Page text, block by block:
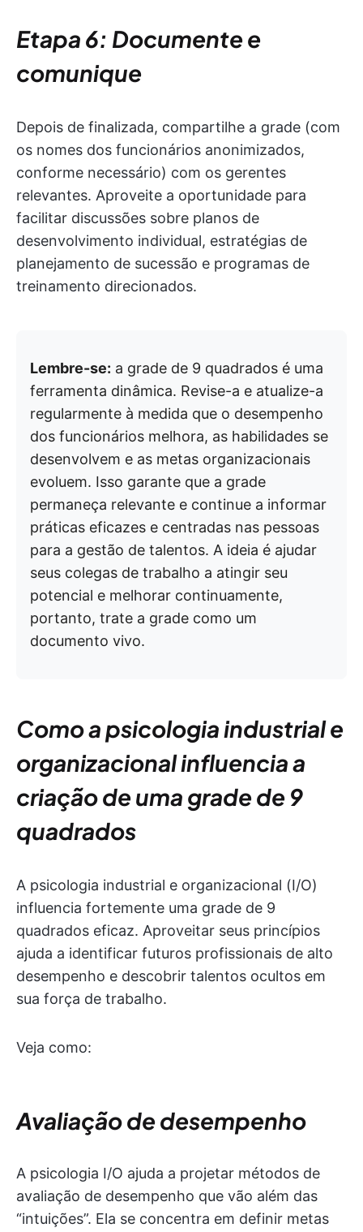
Etapa 6: Documente e
comunique
Depois de finalizada, compartilhe a grade (com
os nomes dos funcionários anonimizados,
conforme necessário) com os gerentes
relevantes. Aproveite a oportunidade para
facilitar discussões sobre planos de
desenvolvimento individual, estratégias de
planejamento de sucessão e programas de
treinamento direcionados.
Lembre-se: a grade de 9 quadrados é uma
ferramenta dinâmica. Revise-a e atualize-a
regularmente à medida que o desempenho
dos funcionários melhora, as habilidades se
desenvolvem e as metas organizacionais
evoluem. Isso garante que a grade
permaneça relevante e continue a informar
práticas eficazes e centradas nas pessoas
para a gestão de talentos. A ideia é ajudar
seus colegas de trabalho a atingir seu
potencial e melhorar continuamente,
portanto, trate a grade como um
documento vivo.
Como a psicologia industrial e
organizacional influencia a
criação de uma grade de 9
quadrados
A psicologia industrial e organizacional (I/O)
influencia fortemente uma grade de 9
quadrados eficaz. Aproveitar seus princípios
ajuda a identificar futuros profissionais de alto
desempenho e descobrir talentos ocultos em
sua força de trabalho.
Veja como:
Avaliação de desempenho
A psicologia I/O ajuda a projetar métodos de
avaliação de desempenho que vão além das
“intuições”. Ela se concentra em definir metas